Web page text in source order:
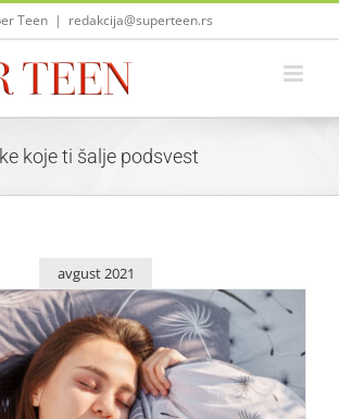
Teen | redakcija@superteen.rs
koje ti šalje podsvest
avgust 2021